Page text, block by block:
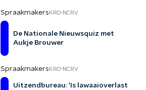
Spraakmakers KRO-NCRV
De Nationale Nieuwsquiz met
Aukje Brouwer
Spraakmakers KRO-NCRV
Uitzendbureau: 'Is lawaaioverlast